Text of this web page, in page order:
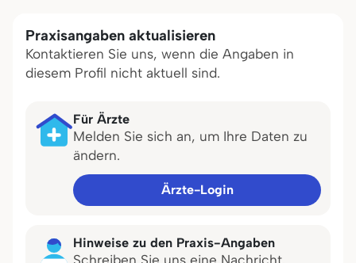
Praxisangaben aktualisieren
Kontaktieren Sie uns, wenn die Angaben in
diesem Profil nicht aktuell sind.
Für Ärzte
Melden Sie sich an, um Ihre Daten zu
ändern.
Ärzte-Login
Hinweise zu den Praxis-Angaben
Schreiben Sie uns eine Nachricht.